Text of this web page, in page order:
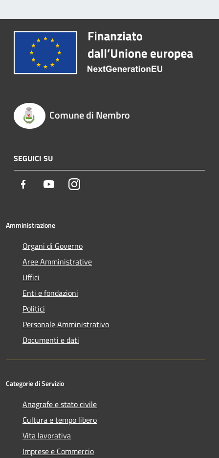
Comune di Nembro
SEGUICI SU
Facebook YoutubeInstagram
Amministrazione
Organi di Governo
Aree Amministrative
Uffici
Enti e fondazioni
Politici
Personale Amministrativo
Documenti e dati
Categorie di Servizio
Anagrafe e stato civile
Cultura e tempo libero
Vita lavorativa
Imprese e Commercio